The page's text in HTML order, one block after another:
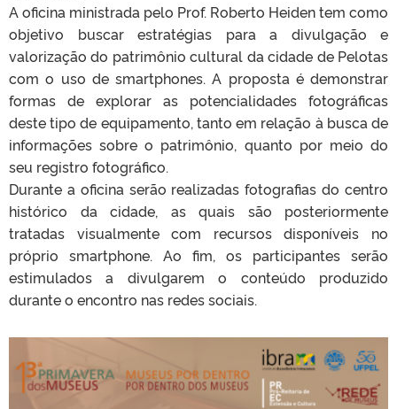
A oficina ministrada pelo Prof. Roberto Heiden tem como
objetivo buscar estratégias para a divulgação e
valorização do patrimônio cultural da cidade de Pelotas
com o uso de smartphones. A proposta é demonstrar
formas de explorar as potencialidades fotográficas
deste tipo de equipamento, tanto em relação à busca de
informações sobre o patrimônio, quanto por meio do
seu registro fotográfico.
Durante a oficina serão realizadas fotografias do centro
histórico da cidade, as quais são posteriormente
tratadas visualmente com recursos disponíveis no
próprio smartphone. Ao fim, os participantes serão
estimulados a divulgarem o conteúdo produzido
durante o encontro nas redes sociais.